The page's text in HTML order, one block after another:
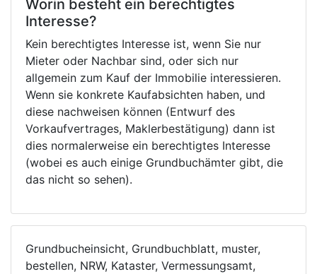
Worin besteht ein berechtigtes
Interesse?
Kein berechtigtes Interesse ist, wenn Sie nur
Mieter oder Nachbar sind, oder sich nur
allgemein zum Kauf der Immobilie interessieren.
Wenn sie konkrete Kaufabsichten haben, und
diese nachweisen können (Entwurf des
Vorkaufvertrages, Maklerbestätigung) dann ist
dies normalerweise ein berechtigtes Interesse
(wobei es auch einige Grundbuchämter gibt, die
das nicht so sehen).
Grundbucheinsicht, Grundbuchblatt, muster,
bestellen, NRW, Kataster, Vermessungsamt,